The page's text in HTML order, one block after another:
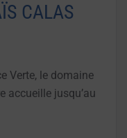
CALAS
Verte, le domaine
accueille jusqu’au